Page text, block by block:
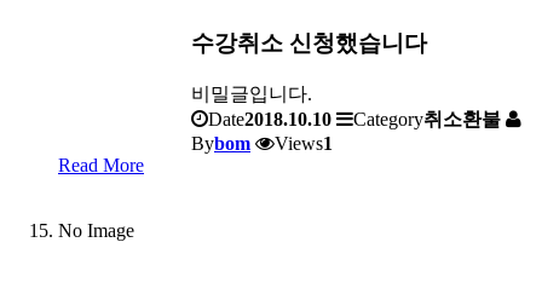
수강취소 신청했습니다
비밀글입니다.
Date2018.10.10 Category취소환불
Bybom Views1
Read More
No Image